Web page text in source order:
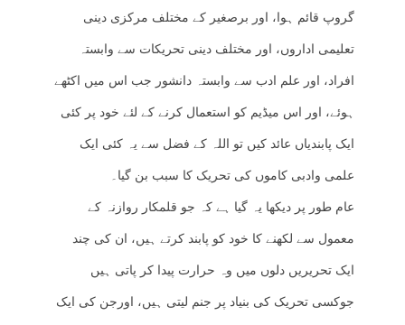
گروپ قائم ہوا، اور برصغیر کے مختلف مرکزی دینی
تعلیمی اداروں، اور مختلف دینی تحریکات سے وابستہ
افراد، اور علم ادب سے وابستہ دانشور جب اس میں اکٹھے
ہوئے، اور اس میڈیم کو استعمال کرنے کے لئے خود پر کئی
ایک پابندیاں عائد کیں تو اللہ کے فضل سے یہ کئی ایک
علمی وادبی کاموں کی تحریک کا سبب بن گیا۔
عام طور پر دیکھا یہ گیا ہے کہ جو قلمکار روازنہ کے
معمول سے لکھنے کا خود کو پابند کرتے ہیں، ان کی چند
ایک تحریریں دلوں میں وہ حرارت پیدا کر پاتی ہیں
جوکسی تحریک کی بنیاد پر جنم لیتی ہیں، اورجن کی ایک